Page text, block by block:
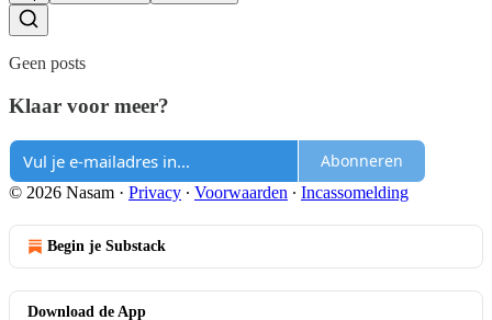
Geen posts
Klaar voor meer?
Abonneren
© 2026 Nasam · Privacy ∙ Voorwaarden ∙ Incassomelding
Begin je Substack
Download de App